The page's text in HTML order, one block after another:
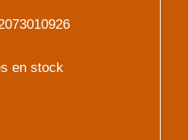
en stock